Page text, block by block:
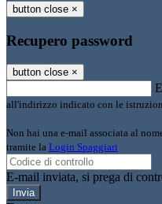
button close ×
Recupero password
button close ×
all'indirizzo indicato con le
Non hai una e-mail associata al
tramite la Login Spaggiari
E-mail inviata, si prega di